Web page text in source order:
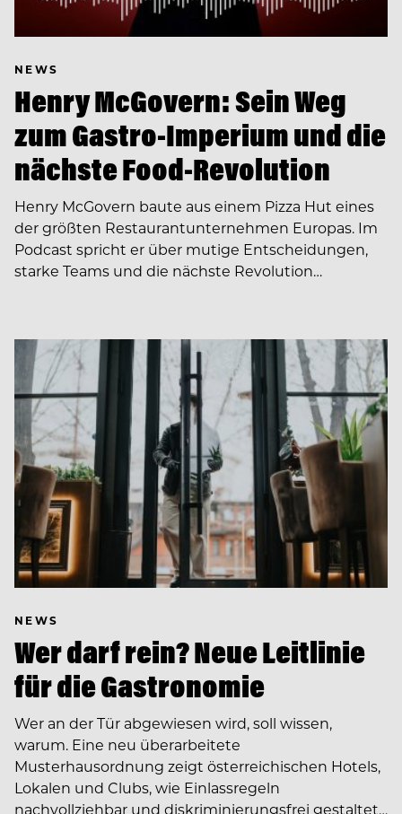
NEWS
Henry McGovern: Sein Weg
zum Gastro-Imperium und die
nächste Food-Revolution
Henry McGovern baute aus einem Pizza Hut eines
der größten Restaurantunternehmen Europas. Im
Podcast spricht er über mutige Entscheidungen,
starke Teams und die nächste Revolution…
NEWS
Wer darf rein? Neue Leitlinie
für die Gastronomie
Wer an der Tür abgewiesen wird, soll wissen,
warum. Eine neu überarbeitete
Musterhausordnung zeigt österreichischen Hotels,
Lokalen und Clubs, wie Einlassregeln
nachvollziehbar und diskriminierungsfrei gestaltet…